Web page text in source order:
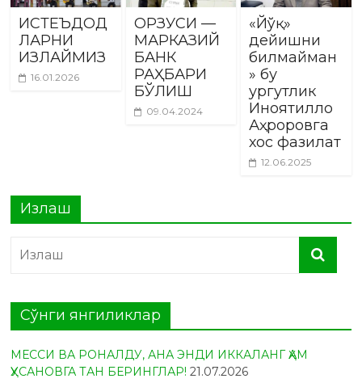
ИСТЕЪДОД
ЛАРНИ
ИЗЛАЙМИЗ
16.01.2026
ОРЗУСИ —
МАРКАЗИЙ
БАНК
РАҲБАРИ
БЎЛИШ
09.04.2024
«Йўқ»
дейишни
билмайман
» бу
ургутлик
Иноятилло
Аҳроровга
хос фазилат
12.06.2025
Излаш
Сўнги янгиликлар
МЕССИ ВА РОНАЛДУ, АНА ЭНДИ ИККАЛАНГ ҲАМ
ҲУСАНОВГА ТАН БЕРИНГЛАР! 21.07.2026